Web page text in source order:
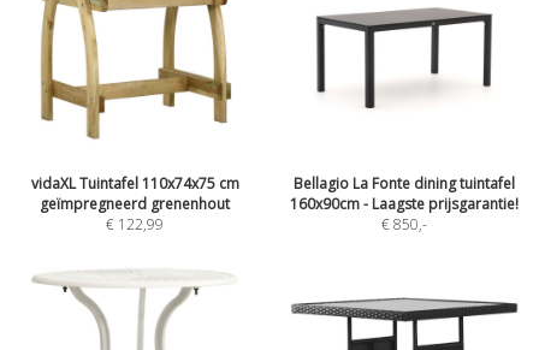
vidaXL Tuintafel 110x74x75 cm
geïmpregneerd grenenhout
€ 122,99
Bellagio La Fonte dining tuintafel
160x90cm - Laagste prijsgarantie!
€ 850,-